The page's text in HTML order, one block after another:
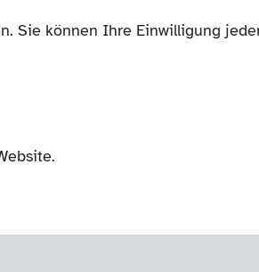
Sie können Ihre Einwilligung